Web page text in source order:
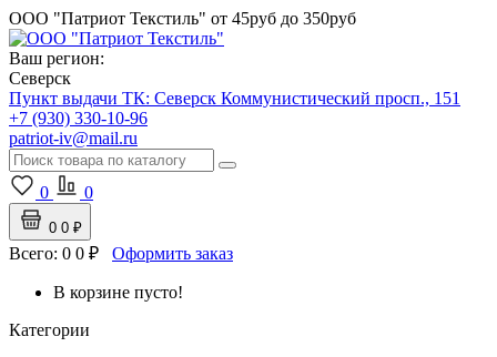
ООО "Патриот Текстиль" от 45руб до 350руб
Ваш регион:
Северск
Пункт выдачи ТК: Северск Коммунистический просп., 151
+7 (930) 330-10-96
patriot-iv@mail.ru
0 0
0 0 ₽
Всего: 0 0 ₽ Оформить заказ
В корзине пусто!
Категории